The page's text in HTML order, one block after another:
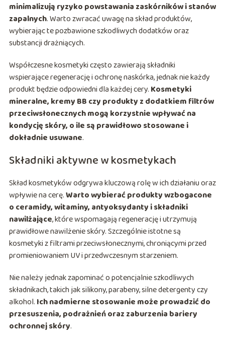
minimalizują ryzyko powstawania zaskórników i stanów
zapalnych. Warto zwracać uwagę na skład produktów,
wybierając te pozbawione szkodliwych dodatków oraz
substancji drażniących.
Współczesne kosmetyki często zawierają składniki
wspierające regenerację i ochronę naskórka, jednak nie każdy
produkt będzie odpowiedni dla każdej cery. Kosmetyki
mineralne, kremy BB czy produkty z dodatkiem filtrów
przeciwsłonecznych mogą korzystnie wpływać na
kondycję skóry, o ile są prawidłowo stosowane i
dokładnie usuwane.
Składniki aktywne w kosmetykach
Skład kosmetyków odgrywa kluczową rolę w ich działaniu oraz
wpływie na cerę.Warto wybierać produkty wzbogacone
o ceramidy, witaminy, antyoksydanty i składniki
nawilżające, które wspomagają regenerację i utrzymują
prawidłowe nawilżenie skóry. Szczególnie istotne są
kosmetyki z filtrami przeciwsłonecznymi, chroniącymi przed
promieniowaniem UV i przedwczesnym starzeniem.
Nie należy jednak zapominać o potencjalnie szkodliwych
składnikach, takich jak silikony, parabeny, silne detergenty czy
alkohol. Ich nadmierne stosowanie może prowadzić do
przesuszenia, podrażnień oraz zaburzenia bariery
ochronnej skóry.